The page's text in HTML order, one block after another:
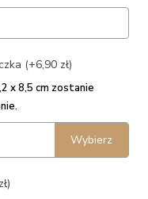
(+6,90 zł)
x 8,5 cm zostanie
Wybierz